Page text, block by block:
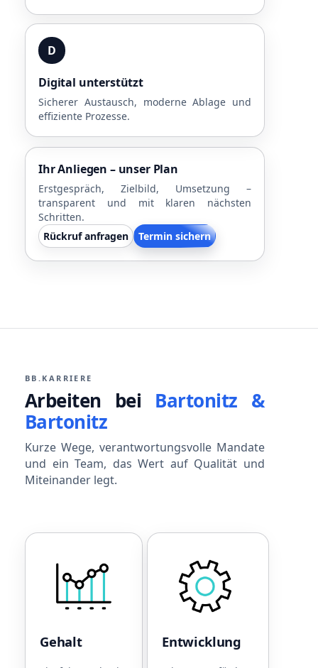
D
Digital unterstützt
Sicherer Austausch, moderne Ablage und
effiziente Prozesse.
Ihr Anliegen – unser Plan
Erstgespräch, Zielbild, Umsetzung –
transparent und mit klaren nächsten
Schritten.
Rückruf anfragen
Termin sichern
BB.KARRIERE
Arbeiten bei Bartonitz &
Bartonitz
Kurze Wege, verantwortungsvolle Mandate
und ein Team, das Wert auf Qualität und
Miteinander legt.
Gehalt
Leistungsorientiertes
Altersvorsorge
Entwicklung
Einführungsprogramm
Ansprechpartner für
die Einarbeitung